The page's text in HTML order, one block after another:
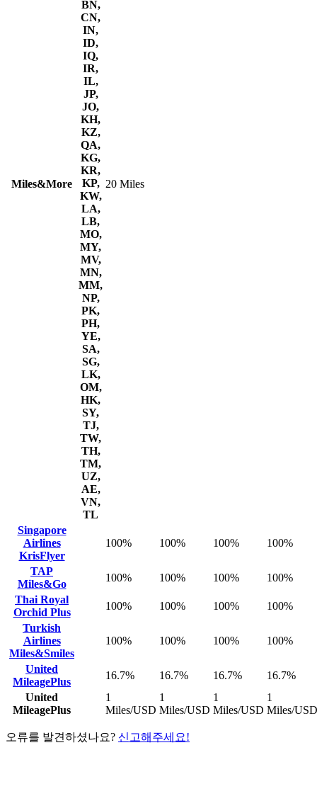
Miles&More
BN,
CN,
IN,
ID,
IQ,
IR,
IL,
JP,
JO,
KH,
KZ,
QA,
KG,
KR,
KP,
KW,
LA,
LB,
MO,
MY,
MV,
MN,
MM,
NP,
PK,
PH,
YE,
SA,
SG,
LK,
OM,
HK,
SY,
TJ,
TW,
TH,
TM,
UZ,
AE,
VN,
TL
20 Miles
Singapore
Airlines
KrisFlyer
100% 100% 100% 100%
TAP
Miles&Go
100% 100% 100%
100%
Thai Royal
Orchid Plus
100% 100% 100%
100%
Turkish
Airlines
Miles&Smiles
100% 100% 100% 100%
United
MileagePlus
16.7% 16.7% 16.7%
16.7%
United
MileagePlus
1
Miles/USD
1
Miles/USD
1
Miles/USD
1
Miles/USD
오류를 발견하셨나요? 신고해주세요!